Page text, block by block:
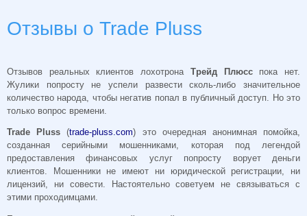
Отзывы о Trade Pluss
Отзывов реальных клиентов лохотрона Трейд Плюсспока нет.
Жулики попросту не успели развести сколь-либо значительное
количество народа, чтобы негатив попал в публичный доступ. Но это
только вопрос времени.
Trade Pluss (trade-pluss.com) это очередная анонимная помойка,
созданная серийными мошенниками, которая под легендой
предоставления финансовых услуг попросту ворует деньги
клиентов. Мошенники не имеют ни юридической регистрации, ни
лицензий, ни совести. Настоятельно советуем не связываться с
этими проходимцами.